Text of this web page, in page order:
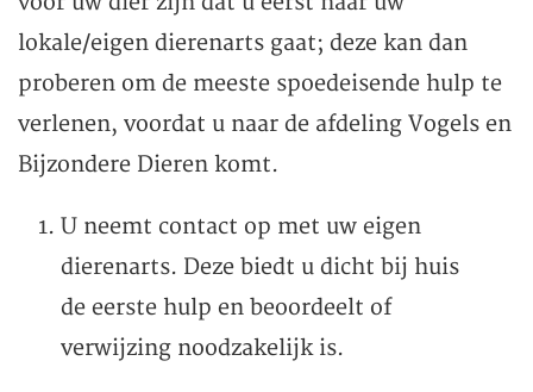
lokale/eigen dierenarts gaat; deze kan dan
proberen om de meeste spoedeisende hulp te
verlenen, voordat u naar de afdeling Vogels en
Bijzondere Dieren komt.
U neemt contact op met uw eigen
dierenarts. Deze biedt u dicht bij huis
de eerste hulp en beoordeelt of
verwijzing noodzakelijk is.